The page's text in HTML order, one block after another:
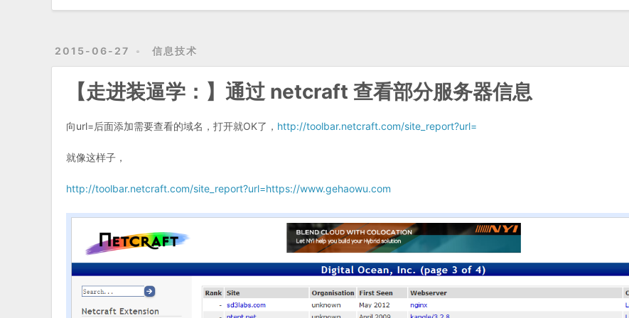
2015-06-27 信息技术
【走进装逼学：】通过 netcraft 查看部分服务器信息
向url=后面添加需要查看的域名，打开就OK了， http://toolbar.netcraft.com/site_report?url=
就像这样子，
http://toolbar.netcraft.com/site_report?url=https://www.gehaowu.com